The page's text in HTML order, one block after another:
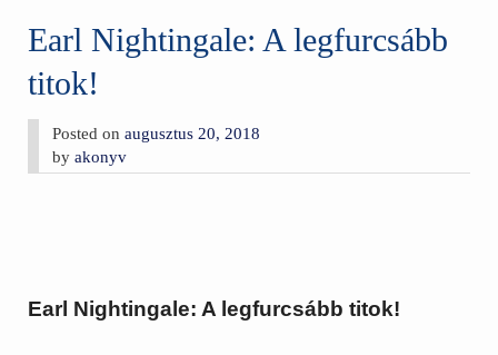
Earl Nightingale: A legfurcsább
titok!
Posted onaugusztus 20, 2018
byakonyv
Earl Nightingale: A legfurcsább titok!